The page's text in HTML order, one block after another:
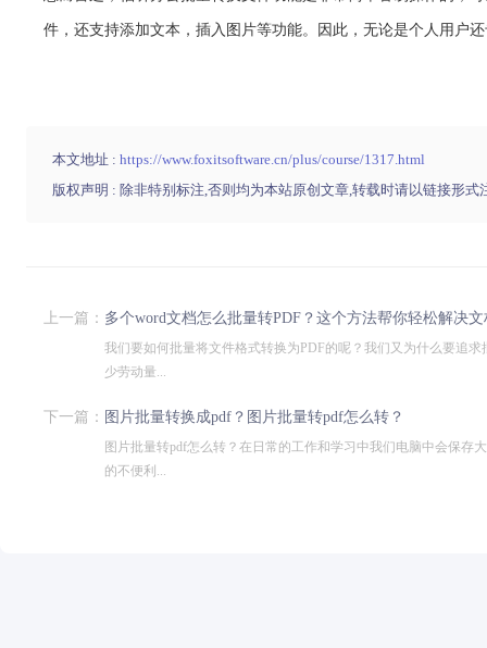
件，还支持添加文本，插入图片等功能。因此，无论是个人用户
本文地址 : https://www.foxitsoftware.cn/plus/course/1317.html
版权声明 : 除非特别标注,否则均为本站原创文章,转载时请以链接形式
上一篇： 多个word文档怎么批量转PDF？这个方法帮你轻松解决
我们要如何批量将文件格式转换为PDF的呢？我们又为什么要追
少劳动量...
下一篇： 图片批量转换成pdf？图片批量转pdf怎么转？
图片批量转pdf怎么转？在日常的工作和学习中我们电脑中会保存
的不便利...